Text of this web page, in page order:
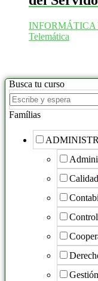
INFORMÁTICA
Telemática
Busca tu curso
Buscar
productos:
Famílias
Calidad